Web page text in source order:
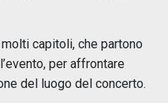
capitoli, che partono
per affrontare
del luogo del concerto.